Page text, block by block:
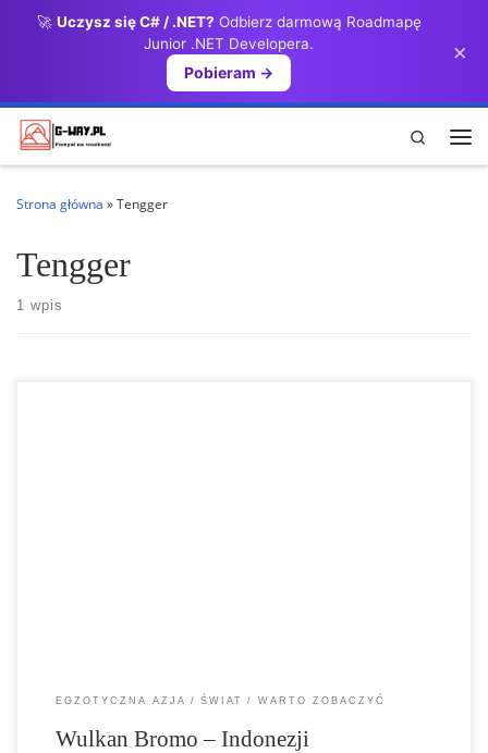
🚀 Uczysz się C# / .NET? Odbierz darmową Roadmapę
Junior .NET Developera.
Pobieram →
×
Przejdź do treści
Search
Strona główna »Tengger
Tengger
1 wpis
EGZOTYCZNA AZJA ŚWIAT WARTO ZOBACZYĆ
Wulkan Bromo – Indonezji